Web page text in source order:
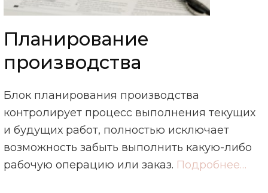
Планирование
производства
Блок планирования производства
контролирует процесс выполнения текущих
и будущих работ, полностью исключает
возможность забыть выполнить какую-либо
рабочую операцию или заказ. Подробнее…